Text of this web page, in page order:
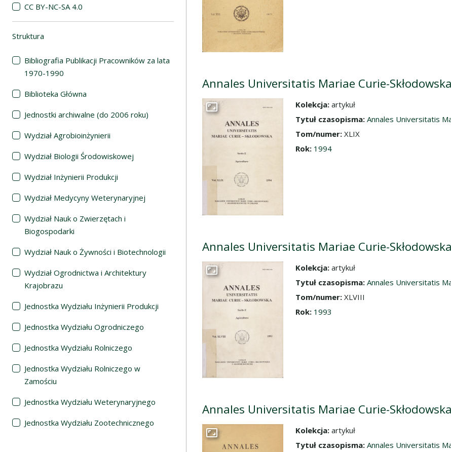
CC BY-NC-SA 4.0
Struktura
Bibliografia Publikacji Pracowników za lata
1970-1990
Biblioteka Główna
Jednostki archiwalne (do 2006 roku)
Wydział Agrobioinżynierii
Wydział Biologii Środowiskowej
Wydział Inżynierii Produkcji
Wydział Medycyny Weterynaryjnej
Wydział Nauk o Zwierzętach i
Biogospodarki
Wydział Nauk o Żywności i Biotechnologii
Wydział Ogrodnictwa i Architektury
Krajobrazu
Jednostka Wydziału Inżynierii Produkcji
Jednostka Wydziału Ogrodniczego
Jednostka Wydziału Rolniczego
Jednostka Wydziału Rolniczego w
Zamościu
Jednostka Wydziału Weterynaryjnego
Jednostka Wydziału Zootechnicznego
Annales Universitatis Mariae Curie-
Przejdź do zbioru
Kolekcja: artykuł
Tytuł czasopisma: Annales Universitatis
Tom/numer: XLIX
Rok: 1994
Annales Universitatis Mariae Curie-
Przejdź do zbioru
Kolekcja: artykuł
Tytuł czasopisma: Annales Universitatis
Tom/numer: XLVIII
Rok: 1993
Annales Universitatis Mariae Curie-
Przejdź do zbioru
Kolekcja: artykuł
Tytuł czasopisma: Annales Universitatis